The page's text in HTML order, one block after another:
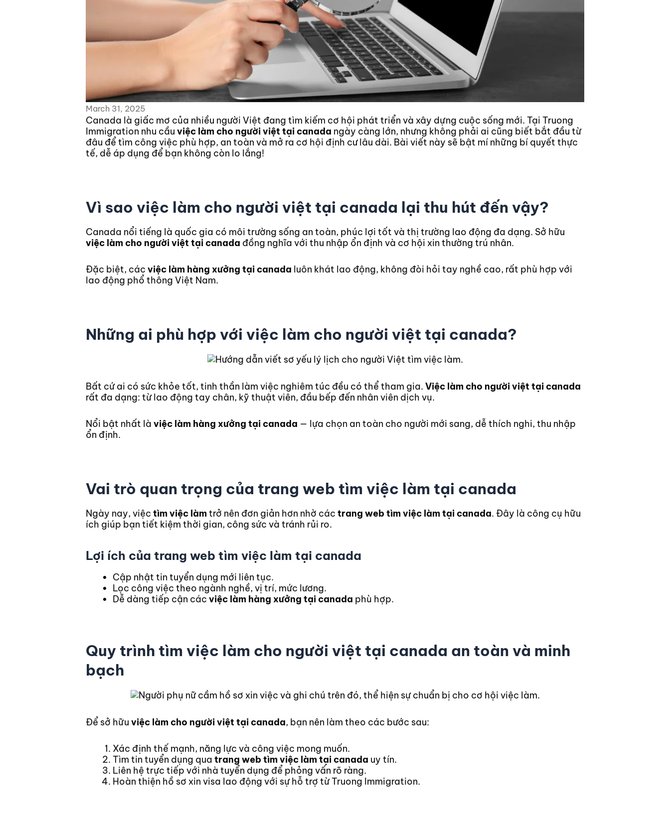
March 31, 2025
Canada là giấc mơ của nhiều người Việt đang tìm kiếm cơ hội phát triển và xây dựng cuộc sống mới. Tại Truong
Immigration nhu cầu việc làm cho người việt tại canada ngày càng lớn, nhưng không phải ai cũng biết bắt đầu từ
đâu để tìm công việc phù hợp, an toàn và mở ra cơ hội định cư lâu dài. Bài viết này sẽ bật mí những bí quyết thực
tế, dễ áp dụng để bạn không còn lo lắng!
Vì sao việc làm cho người việt tại canada lại thu hút đến vậy?
Canada nổi tiếng là quốc gia có môi trường sống an toàn, phúc lợi tốt và thị trường lao động đa dạng. Sở hữu
việc làm cho người việt tại canada đồng nghĩa với thu nhập ổn định và cơ hội xin thường trú nhân.
Đặc biệt, các việc làm hàng xưởng tại canada luôn khát lao động, không đòi hỏi tay nghề cao, rất phù hợp với
lao động phổ thông Việt Nam.
Những ai phù hợp với việc làm cho người việt tại canada?
Bất cứ ai có sức khỏe tốt, tinh thần làm việc nghiêm túc đều có thể tham gia. Việc làm cho người việt tại canada
rất đa dạng: từ lao động tay chân, kỹ thuật viên, đầu bếp đến nhân viên dịch vụ.
Nổi bật nhất là việc làm hàng xưởng tại canada — lựa chọn an toàn cho người mới sang, dễ thích nghi, thu nhập
ổn định.
Vai trò quan trọng của trang web tìm việc làm tại canada
Ngày nay, việc tìm việc làm trở nên đơn giản hơn nhờ các trang web tìm việc làm tại canada. Đây là công cụ hữu
ích giúp bạn tiết kiệm thời gian, công sức và tránh rủi ro.
Lợi ích của trang web tìm việc làm tại canada
Cập nhật tin tuyển dụng mới liên tục.
Lọc công việc theo ngành nghề, vị trí, mức lương.
Dễ dàng tiếp cận các việc làm hàng xưởng tại canada phù hợp.
Quy trình tìm việc làm cho người việt tại canada an toàn và minh
bạch
Để sở hữu việc làm cho người việt tại canada, bạn nên làm theo các bước sau:
Xác định thế mạnh, năng lực và công việc mong muốn.
Tìm tin tuyển dụng qua trang web tìm việc làm tại canada uy tín.
Liên hệ trực tiếp với nhà tuyển dụng để phỏng vấn rõ ràng.
Hoàn thiện hồ sơ xin visa lao động với sự hỗ trợ từ Truong Immigration.